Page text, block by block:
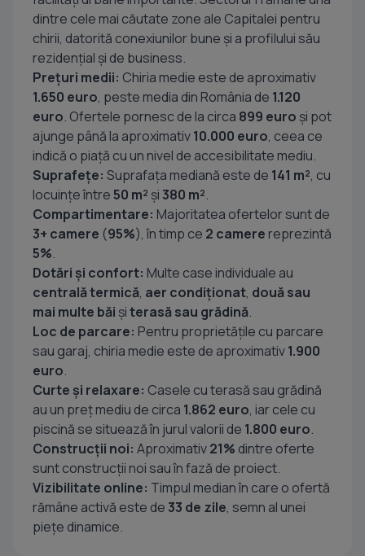
dintre cele mai căutate zone ale Capitalei pentru
chirii, datorită conexiunilor bune și a profilului său
rezidențial și de business.
Prețuri medii: Chiria medie este de aproximativ
1.650 euro, peste media din România de 1.120
euro. Ofertele pornesc de la circa 899 euro și pot
ajunge până la aproximativ10.000 euro, ceea ce
indică o piață cu un nivel de accesibilitate mediu.
Suprafețe: Suprafața mediană este de 141 m², cu
locuințe între50 m² și380 m².
Compartimentare: Majoritatea ofertelor sunt de
3+ camere (95%), în timp ce 2 camere reprezintă
5%.
Dotări și confort: Multe case individuale au
centrală termică, aer condiționat, două sau
mai multe băi șiterasă sau grădină.
Loc de parcare: Pentru proprietățile cu parcare
sau garaj, chiria medie este de aproximativ1.900
euro.
Curte și relaxare: Casele cu terasă sau grădină
au un preț mediu de circa 1.862 euro, iar cele cu
piscină se situează în jurul valorii de 1.800 euro.
Construcții noi: Aproximativ21% dintre oferte
sunt construcții noi sau în fază de proiect.
Vizibilitate online: Timpul median în care o ofertă
rămâne activă este de33 de zile, semn al unei
piețe dinamice.